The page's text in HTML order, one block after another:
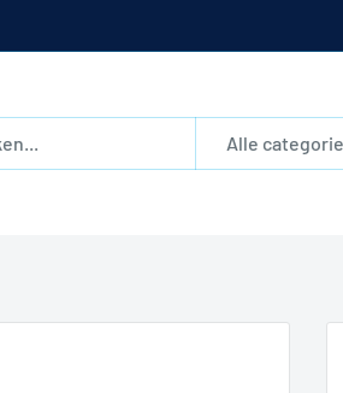
Alle